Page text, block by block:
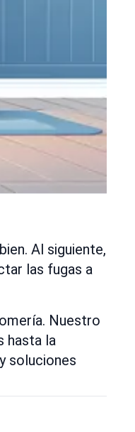
Al siguiente,
las fugas a
Nuestro
hasta la
soluciones